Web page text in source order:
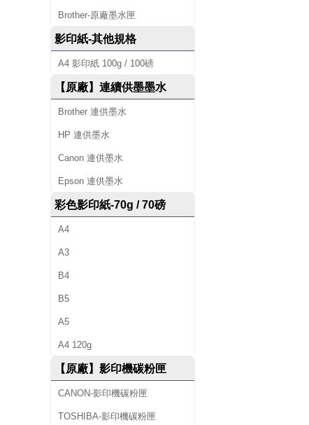
Brother-原廠墨水匣
影印紙-其他規格
A4 影印紙 100g / 100磅
【原廠】連續供墨墨水
Brother 連供墨水
HP 連供墨水
Canon 連供墨水
Epson 連供墨水
彩色影印紙-70g / 70磅
A4
A3
B4
B5
A5
A4 120g
【原廠】影印機碳粉匣
CANON-影印機碳粉匣
TOSHIBA-影印機碳粉匣